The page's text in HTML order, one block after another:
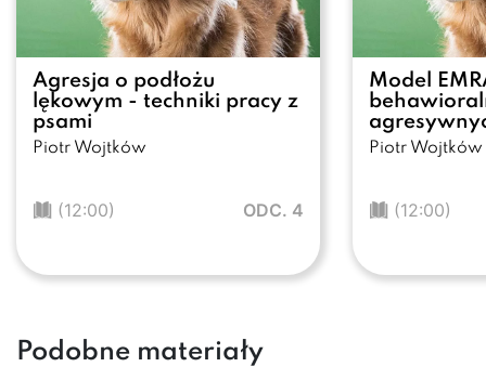
Agresja o podłożu
lękowym - techniki pracy z
psami
Piotr Wojtków
(12:00) ODC. 4
Model
Piotr Wojtków
(12:00)
Podobne materiały